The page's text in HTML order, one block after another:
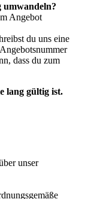
umwandeln?
Angebot
du uns eine
dass du zum
lang gültig ist.
unser